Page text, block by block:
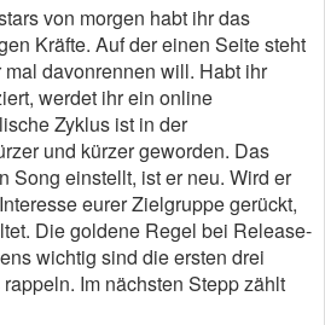
von morgen habt ihr das
Kräfte. Auf der einen Seite steht
davonrennen will. Habt ihr
werdet ihr ein online
Zyklus ist in der
und kürzer geworden. Das
Song einstellt, ist er neu. Wird er
eurer Zielgruppe gerückt,
Die goldene Regel bei Release-
wichtig sind die ersten drei
Im nächsten Stepp zählt